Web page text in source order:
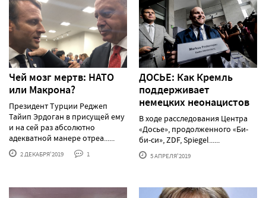
Чей мозг мертв: НАТО
или Макрона?
Президент Турции Реджеп
Тайип Эрдоган в присущей ему
и на сей раз абсолютно
адекватной манере отреа......
2 ДЕКАБРЯ'2019 1
ДОСЬЕ: Как Кремль
поддерживает
немецких неонацистов
В ходе расследования Центра
«Досье», продолженного «Би-
би-си», ZDF, Spiegel......
5 АПРЕЛЯ'2019